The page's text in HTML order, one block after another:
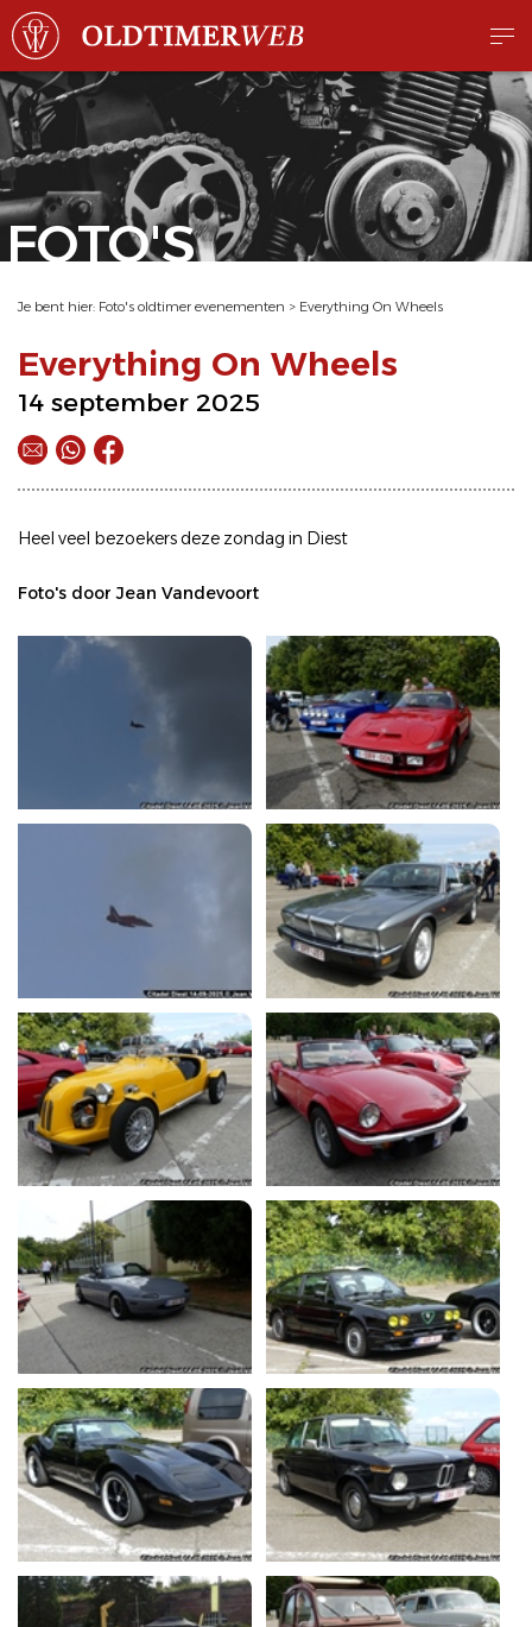
FOTO'S
Je bent hier: Foto's oldtimer evenementen > Everything On Wheels
Everything On Wheels
14 september 2025
Heel veel bezoekers deze zondag in Diest
Foto's door Jean Vandevoort